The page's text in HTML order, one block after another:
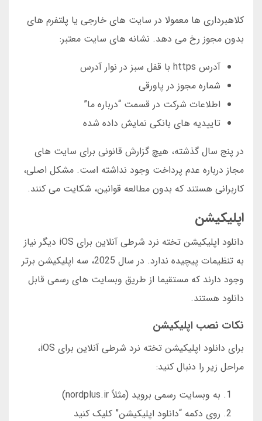
کلاهبرداری ها معمولا در سایت های خارجی یا پلتفرم های
بدون مجوز رخ می دهد. نشانه های سایت معتبر:
آدرس https با قفل سبز در نوار آدرس
شماره مجوز در پاورقی
اطلاعات شرکت در قسمت “درباره ما”
تاییدیه های بانکی نمایش داده شده
در پنج سال گذشته، هیچ گزارش قانونی برای سایت های
مجاز درباره عدم پرداخت وجود نداشته است. مشکل اصلی،
کاربرانی هستند که بدون مطالعه قوانین، شکایت می کنند.
اپلیکیشن
دانلود اپلیکیشن تخته نرد شرطی آنلاین برای iOS دیگر نیاز
به تنظیمات پیچیده ندارد. در سال 2025، سه اپلیکیشن برتر
وجود دارند که مستقیما از طریق وبسایت های رسمی قابل
دانلود هستند.
نکات نصب اپلیکیشن
برای دانلود اپلیکیشن تخته نرد شرطی آنلاین برای iOS،
مراحل زیر را دنبال کنید:
به وبسایت رسمی بروید (مثلاً nordplus.ir)
روی دکمه “دانلود اپلیکیشن” کلیک کنید